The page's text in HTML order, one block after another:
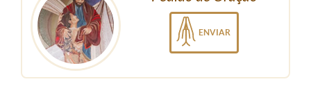
ENVIAR